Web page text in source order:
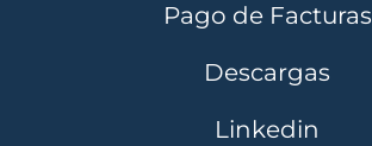
Pago de Facturas
Descargas
Linkedin